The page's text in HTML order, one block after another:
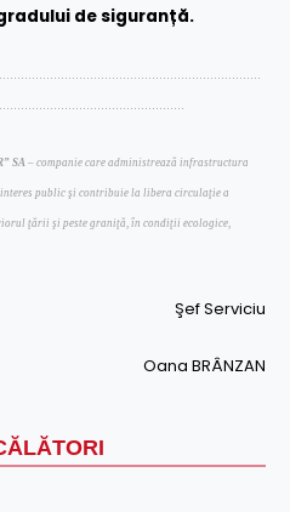
de siguranță.
SA – companie care administrează infrastructura
public şi contribuie la libera circulaţie a
ţării şi peste graniţă, în condiţii ecologice,
Şef Serviciu
Oana BRÂNZAN